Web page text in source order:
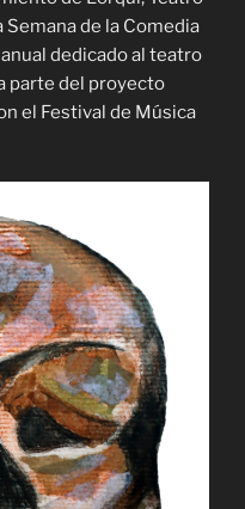
de la Comedia
dedicado al teatro
parte del proyecto
el Festival de Música